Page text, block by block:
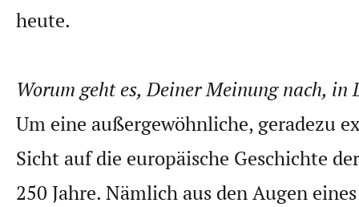
heute.
Worum geht es, Deiner Meinung nach, in
Um eine außergewöhnliche, geradezu
Sicht auf die europäische Geschichte
250 Jahre. Nämlich aus den Augen